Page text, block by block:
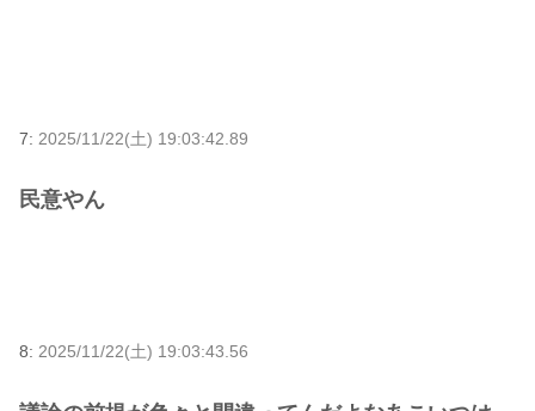
7: 2025/11/22(土) 19:03:42.89
民意やん
8: 2025/11/22(土) 19:03:43.56